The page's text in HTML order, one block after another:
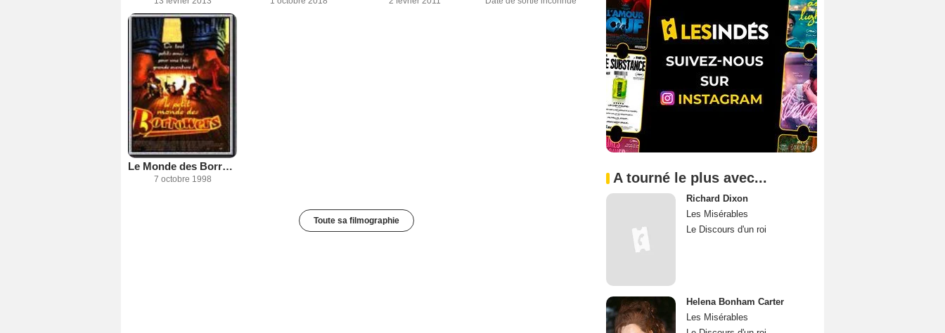
Le Monde des Borrowers
7 octobre 1998
Toute sa filmographie
A tourné le plus avec...
Richard Dixon
Les Misérables
Le Discours d'un roi
Helena Bonham Carter
Les Misérables